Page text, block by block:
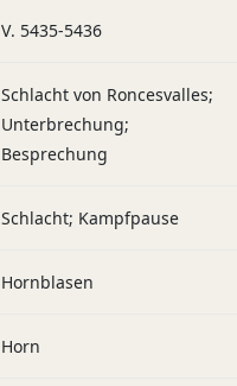
V. 5435-5436
Schlacht von Roncesvalles;
Unterbrechung;
Besprechung
Schlacht; Kampfpause
Hornblasen
Horn